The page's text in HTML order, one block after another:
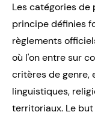
Les catégories de
principe définies
règlements
où l'on entre sur
critères de genre,
linguistiques,
territoriaux. Le